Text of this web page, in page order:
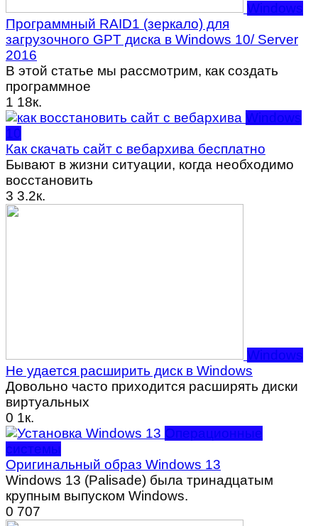
Windows
Программный RAID1 (зеркало) для
загрузочного GPT диска в Windows 10/ Server
2016
В этой статье мы рассмотрим, как создать
программное
1 18к.
Windows
10
Как скачать сайт с вебархива бесплатно
Бывают в жизни ситуации, когда необходимо
восстановить
3 3.2к.
Windows
Не удается расширить диск в Windows
Довольно часто приходится расширять диски
виртуальных
0 1к.
Операционные
системы
Оригинальный образ Windows 13
Windows 13 (Palisade) была тринадцатым
крупным выпуском Windows.
0 707